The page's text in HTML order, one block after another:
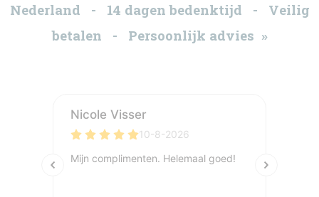
Nederland - 14 dagen bedenktijd - Veilig
betalen - Persoonlijk advies »